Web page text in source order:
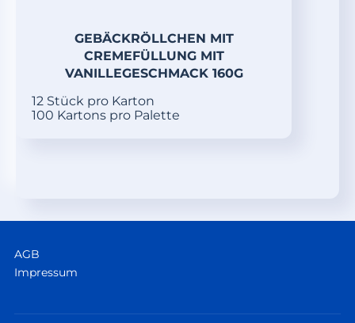
GEBÄCKRÖLLCHEN MIT
CREMEFÜLLUNG MIT
VANILLEGESCHMACK 160G
12 Stück pro Karton
100 Kartons pro Palette
AGB
Impressum